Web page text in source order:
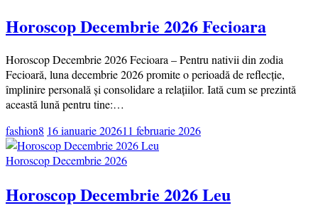
Horoscop Decembrie 2026 Fecioara
Horoscop Decembrie 2026 Fecioara – Pentru nativii din zodia
Fecioară, luna decembrie 2026 promite o perioadă de reflecție,
împlinire personală și consolidare a relațiilor. Iată cum se prezintă
această lună pentru tine:…
fashion8 16 ianuarie 202611 februarie 2026
Horoscop Decembrie 2026
Horoscop Decembrie 2026 Leu